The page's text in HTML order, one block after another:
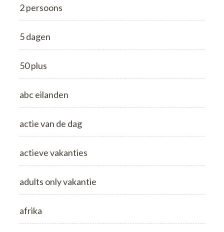
2 persoons
5 dagen
50 plus
abc eilanden
actie van de dag
actieve vakanties
adults only vakantie
afrika